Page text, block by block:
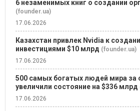
6 незаменимых книг о создании
(founder.ua)
17.06.2026
Казахстан привлек Nvidia к
инвестициями $10 млрд (founder.ua)
17.06.2026
500 самых богатых людей мира за
увеличили состояние на $336 млрд
17.06.2026